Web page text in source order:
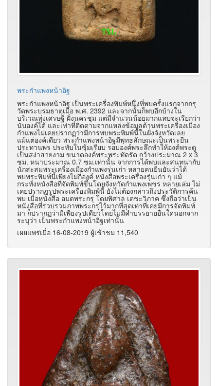
พระกำแพงหน้าอิฐ
พระกำแพงหน้าอิฐ เป็นพระเครื่องพิมพ์หนึ่งที่พบครั้งแรกจากกรุ
วัดพระบรมธาตุเมื่อ พ.ศ. 2392 และจากนั้นก็พบอีกบ้างใน
บริเวณทุ่งเศรษฐี ฝั่งนครชุม แต่มีจำนวนน้อยมากแทบจะเรียกว่า
นับองค์ได้ และเท่าที่ติดตามจากแหล่งข้อมูลด้านพระเครื่องเมือง
กำแพงไม่เคยปรากฏว่ามีการพบพระพิมพ์นี้ในฝั่งจังหวัดเลย
แม้แต่องค์เดียว พระกำแพงหน้าอิฐมีพุทธลักษณะเป็นพระยืน
ประทานพร ประทับในซุ้มเรียบ รอบองค์พระลึกทำให้องค์พระดู
เป็นสง่าสวยงาม ขนาดองค์พระพระทัดรัด กว้างประมาณ 2 x 3
ซม. หนาประมาณ 0.7 ซม.เท่านั้น จากการได้พบและสนทนากับ
นักสะสมพระเครื่องเมืองกำแพงรุ่นเก่า หลายคนยืนยันว่าได้
พบพระพิมพ์นี้เพียงไม่กี่องค์ หนังสือพระเครื่องรุ่นเก่า ๆ แม้
กระทั่งหนังสือที่จัดพิมพ์ขึ้นโดยจังหวัดกำแพงเพชร หลายเล่ม ไม่
เคยปรากฏรูปพระเครื่องพิมพ์นี้ ยังไม่ต้องกล่าวถึงประวัติการค้น
พบ เมื่อหนังสือ อมตพระกรุ โดยพิศาล เตชะวิภาค ซึ่งถือว่าเป็น
หนังสือที่รวบรวมภาพพระกรุไว้มากที่สุดเท่าที่เคยมีการจัดพิมพ์
มา ก็ปรากฏว่ามีเพียงรูปเดียวโดยไม่มีคำบรรยายอื่นใดนอกจาก
ระบุว่า เป็นพระกำแพงหน้าอิฐเท่านั้น
เผยแพร่เมื่อ 16-08-2019 ผู้เช้าชม 11,540